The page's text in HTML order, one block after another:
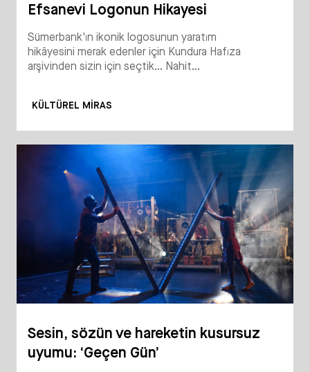
Efsanevi Logonun Hikayesi
Sümerbank'ın ikonik logosunun yaratım
hikâyesini merak edenler için Kundura Hafıza
arşivinden sizin için seçtik... Nahit...
KÜLTÜREL MIRAS
Sesin, sözün ve hareketin kusursuz
uyumu: ‘Geçen Gün’